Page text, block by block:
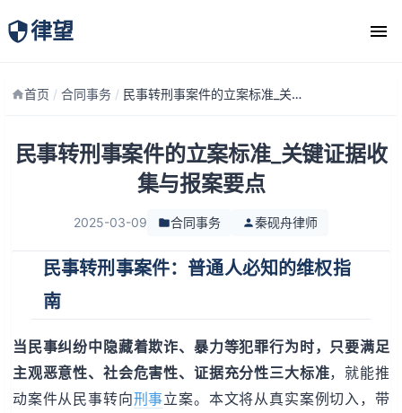
律望
律师团队
首页 / 合同事务 / 民事转刑事案件的立案标准_关键证据收集与报案要点
民事转刑事案件的立案标准_关键证据收
集与报案要点
2025-03-09 合同事务 秦砚舟律师
民事转刑事案件：普通人必知的维权指
南
当民事纠纷中隐藏着欺诈、暴力等犯罪行为时，只要满足
主观恶意性、社会危害性、证据充分性三大标准，就能推
动案件从民事转向刑事立案。本文将从真实案例切入，带